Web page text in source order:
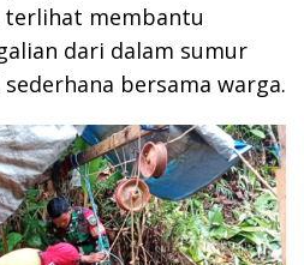
terlihat membantu
dari dalam sumur
bersama warga.